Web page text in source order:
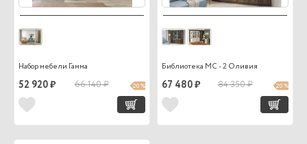
Набор мебели Гамма
52 920 ₽ 66 140 ₽ 20 %
Библиотека МС - 2 Оливия
67 480 ₽ 84 350 ₽ 20 %